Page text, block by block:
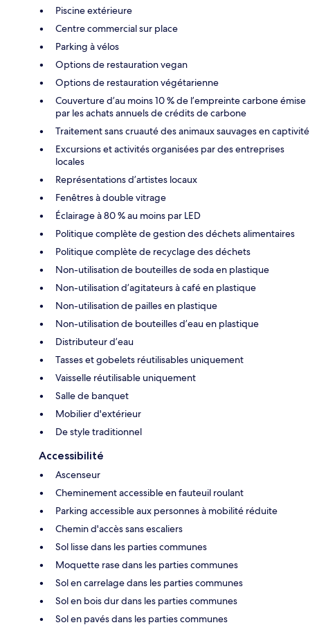
Piscine extérieure
Centre commercial sur place
Parking à vélos
Options de restauration vegan
Options de restauration végétarienne
Couverture d’au moins 10 % de l’empreinte carbone émise
par les achats annuels de crédits de carbone
Traitement sans cruauté des animaux sauvages en captivité
Excursions et activités organisées par des entreprises
locales
Représentations d’artistes locaux
Fenêtres à double vitrage
Éclairage à 80 % au moins par LED
Politique complète de gestion des déchets alimentaires
Politique complète de recyclage des déchets
Non-utilisation de bouteilles de soda en plastique
Non-utilisation d’agitateurs à café en plastique
Non-utilisation de pailles en plastique
Non-utilisation de bouteilles d’eau en plastique
Distributeur d’eau
Tasses et gobelets réutilisables uniquement
Vaisselle réutilisable uniquement
Salle de banquet
Mobilier d'extérieur
De style traditionnel
Accessibilité
Ascenseur
Cheminement accessible en fauteuil roulant
Parking accessible aux personnes à mobilité réduite
Chemin d'accès sans escaliers
Sol lisse dans les parties communes
Moquette rase dans les parties communes
Sol en carrelage dans les parties communes
Sol en bois dur dans les parties communes
Sol en pavés dans les parties communes